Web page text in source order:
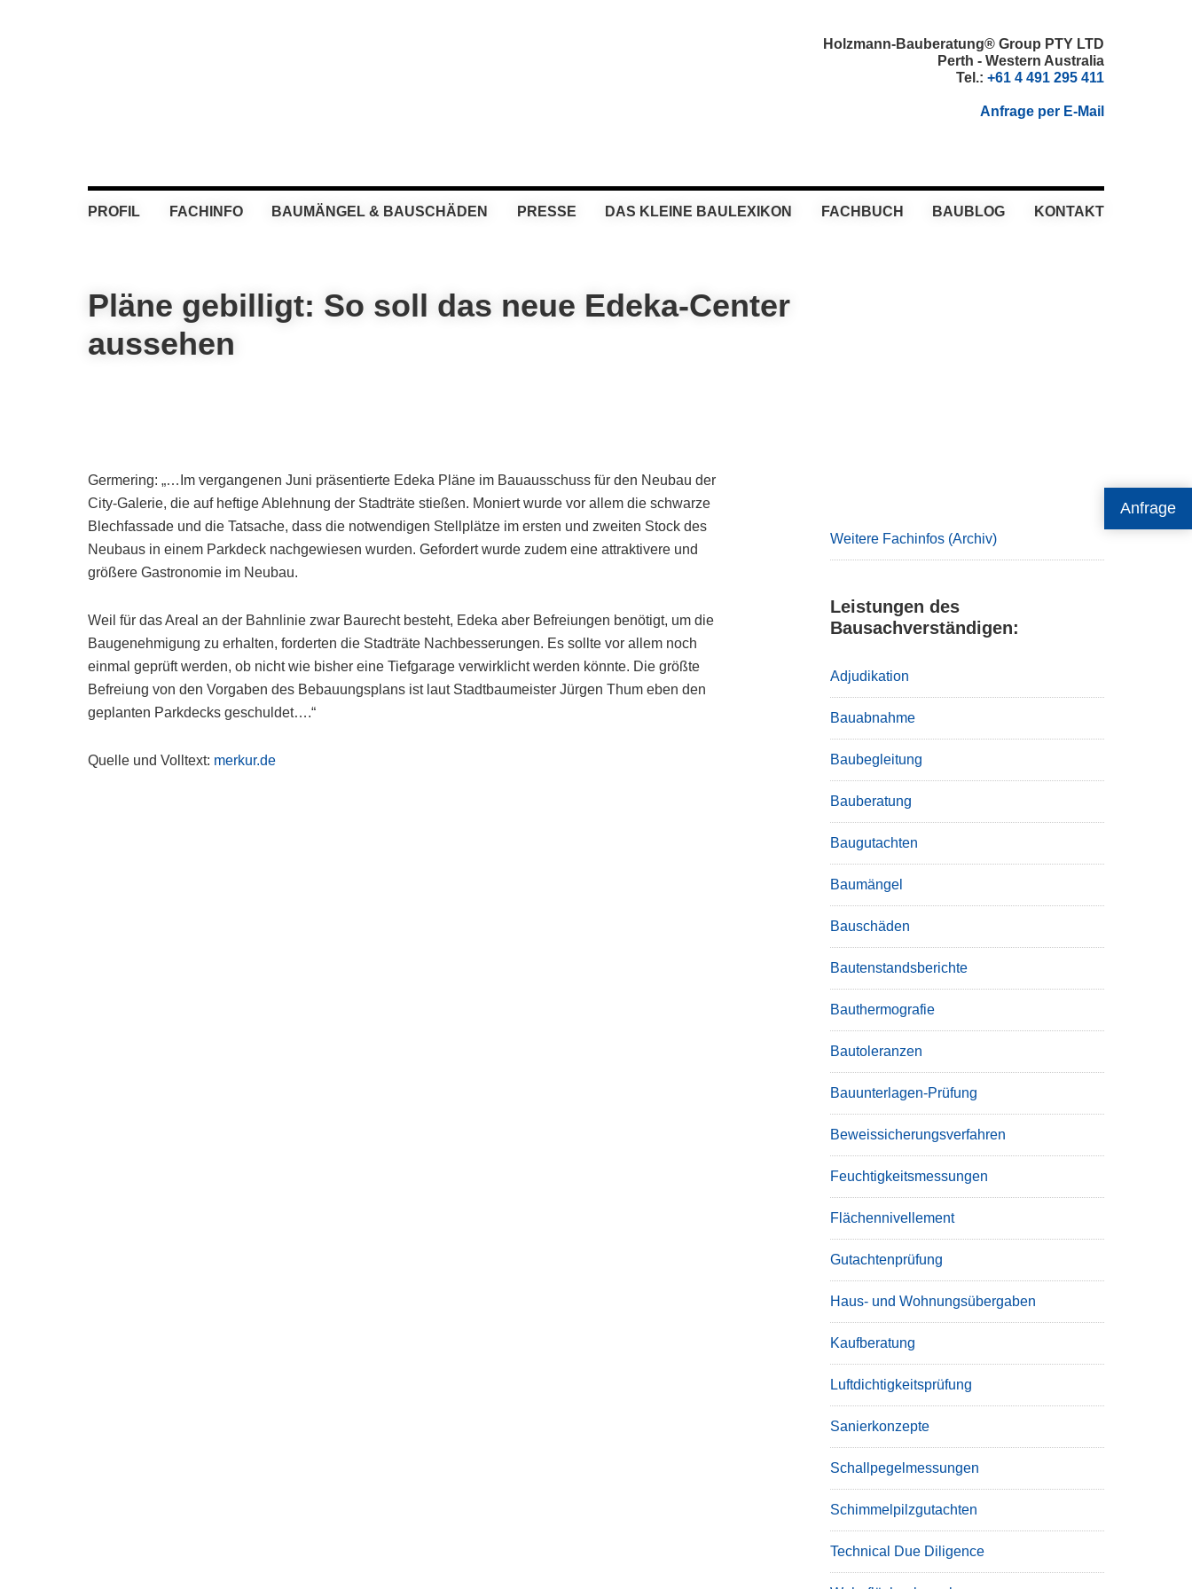
Anfrage
Holzmann-Bauberatung® Group PTY LTD
Perth - Western Australia
Tel.: +61 4 491 295 411
Anfrage per E-Mail
PROFIL FACHINFO BAUMÄNGEL & BAUSCHÄDEN PRESSE DAS KLEINE BAULEXIKON FACHBUCH BAUBLOG KONTAKT
Pläne gebilligt: So soll das neue Edeka-Center
aussehen
Germering: „…Im vergangenen Juni präsentierte Edeka Pläne im Bauausschuss für den Neubau der
City-Galerie, die auf heftige Ablehnung der Stadträte stießen. Moniert wurde vor allem die schwarze
Blechfassade und die Tatsache, dass die notwendigen Stellplätze im ersten und zweiten Stock des
Neubaus in einem Parkdeck nachgewiesen wurden. Gefordert wurde zudem eine attraktivere und
größere Gastronomie im Neubau.
Weil für das Areal an der Bahnlinie zwar Baurecht besteht, Edeka aber Befreiungen benötigt, um die
Baugenehmigung zu erhalten, forderten die Stadträte Nachbesserungen. Es sollte vor allem noch
einmal geprüft werden, ob nicht wie bisher eine Tiefgarage verwirklicht werden könnte. Die größte
Befreiung von den Vorgaben des Bebauungsplans ist laut Stadtbaumeister Jürgen Thum eben den
geplanten Parkdecks geschuldet….“
Quelle und Volltext: merkur.de
Weitere Fachinfos (Archiv)
Leistungen des
Bausachverständigen:
Adjudikation
Bauabnahme
Baubegleitung
Bauberatung
Baugutachten
Baumängel
Bauschäden
Bautenstandsberichte
Bauthermografie
Bautoleranzen
Bauunterlagen-Prüfung
Beweissicherungsverfahren
Feuchtigkeitsmessungen
Flächennivellement
Gutachtenprüfung
Haus- und Wohnungsübergaben
Kaufberatung
Luftdichtigkeitsprüfung
Sanierkonzepte
Schallpegelmessungen
Schimmelpilzgutachten
Technical Due Diligence